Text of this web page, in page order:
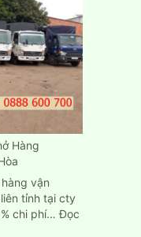
Hàng
vận
tỉnh tại cty
chi phí…Đọc